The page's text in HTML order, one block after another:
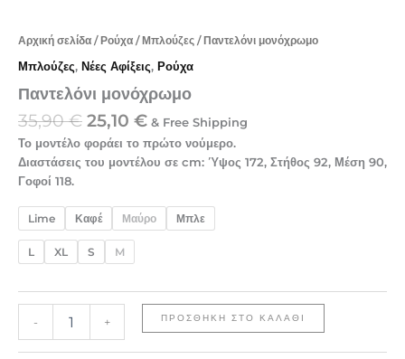
Αρχική σελίδα / Ρούχα / Μπλούζες / Παντελόνι μονόχρωμο
Μπλούζες, Νέες Αφίξεις, Ρούχα
Παντελόνι μονόχρωμο
35,90€ 25,10 € & Free Shipping
Το μοντέλο φοράει το πρώτο νούμερο.
Διαστάσεις του μοντέλου σε cm: Ύψος 172, Στήθος 92, Μέση 90,
Γοφοί 118.
Lime Καφέ Μαύρο Μπλε
L XL S M
- + ΠΡΟΣΘΉΚΗ ΣΤΟ ΚΑΛΆΘΙ